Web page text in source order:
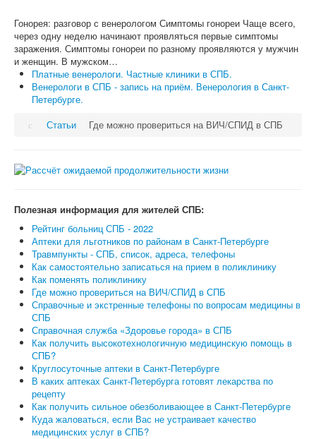
Гонорея: разговор с венерологом Симптомы гонореи Чаще всего,
через одну неделю начинают проявляться первые симптомы
заражения. Симптомы гонореи по разному проявляются у мужчин
и женщин. В мужском…
Платные венерологи. Частные клиники в СПБ.
Венерологи в СПБ - запись на приём. Венерология в Санкт-
Петербурге.
Статьи
Где можно провериться на ВИЧ/СПИД в СПБ
Полезная информация для жителей СПБ:
Рейтинг больниц СПБ - 2022
Аптеки для льготников по районам в Санкт-Петербурге
Травмпункты - СПБ, список, адреса, телефоны
Как самостоятельно записаться на прием в поликлинику
Как поменять поликлинику
Где можно провериться на ВИЧ/СПИД в СПБ
Справочные и экстренные телефоны по вопросам медицины в
СПБ
Справочная служба «Здоровье города» в СПБ
Как получить высокотехнологичную медицинскую помощь в
СПБ?
Круглосуточные аптеки в Санкт-Петербурге
В каких аптеках Санкт-Петербурга готовят лекарства по
рецепту
Как получить сильное обезболивающее в Санкт-Петербурге
Куда жаловаться, если Вас не устраивает качество
медицинских услуг в СПБ?